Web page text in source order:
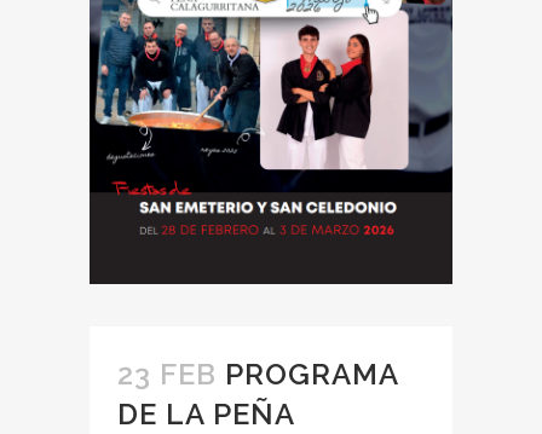
23 FEB PROGRAMA
DE LA PEÑA